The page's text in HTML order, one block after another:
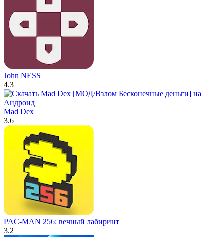
John NESS
4.3
Mad Dex
3.6
PAC-MAN 256: вечный лабиринт
3.2